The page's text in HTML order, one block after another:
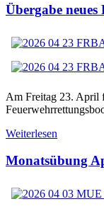
Übergabe
Am Freitag 23. April
Weiterlesen
Monatsübung